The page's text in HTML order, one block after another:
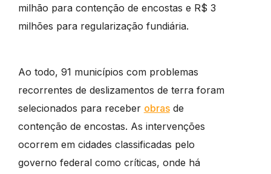
milhão para contenção de encostas e R$ 3
milhões para regularização fundiária.
Ao todo, 91 municípios com problemas
recorrentes de deslizamentos de terra foram
selecionados para receber obrasde
contenção de encostas. As intervenções
ocorrem em cidades classificadas pelo
governo federal como críticas, onde há